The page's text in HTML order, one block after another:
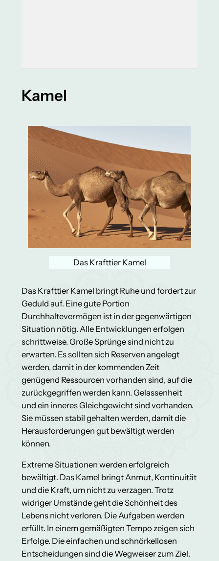
Kamel
Das Krafttier Kamel
Das Krafttier Kamel bringt Ruhe und fordert zur
Geduld auf. Eine gute Portion
Durchhaltevermögen ist in der gegenwärtigen
Situation nötig. Alle Entwicklungen erfolgen
schrittweise. Große Sprünge sind nicht zu
erwarten. Es sollten sich Reserven angelegt
werden, damit in der kommenden Zeit
genügend Ressourcen vorhanden sind, auf die
zurückgegriffen werden kann. Gelassenheit
und ein inneres Gleichgewicht sind vorhanden.
Sie müssen stabil gehalten werden, damit die
Herausforderungen gut bewältigt werden
können.
Extreme Situationen werden erfolgreich
bewältigt. Das Kamel bringt Anmut, Kontinuität
und die Kraft, um nicht zu verzagen. Trotz
widriger Umstände geht die Schönheit des
Lebens nicht verloren. Die Aufgaben werden
erfüllt. In einem gemäßigten Tempo zeigen sich
Erfolge. Die einfachen und schnörkellosen
Entscheidungen sind die Wegweiser zum Ziel.